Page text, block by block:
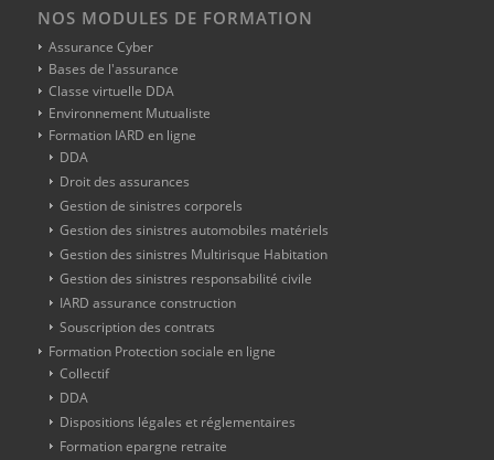
NOS MODULES DE FORMATION
Assurance Cyber
Bases de l'assurance
Classe virtuelle DDA
Environnement Mutualiste
Formation IARD en ligne
DDA
Droit des assurances
Gestion de sinistres corporels
Gestion des sinistres automobiles matériels
Gestion des sinistres Multirisque Habitation
Gestion des sinistres responsabilité civile
IARD assurance construction
Souscription des contrats
Formation Protection sociale en ligne
Collectif
DDA
Dispositions légales et réglementaires
Formation epargne retraite